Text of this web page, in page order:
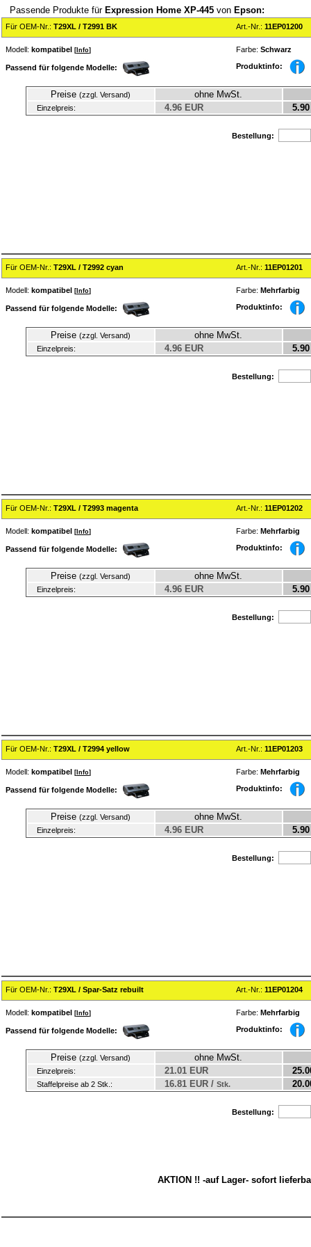
Passende Produkte für Expression Home XP-445 von Epson:
Für OEM-Nr.: T29XL / T2991 BK Art.-Nr.: 11EP01200
Modell: kompatibel [ Info] Farbe: Schwarz
Passend für folgende Modelle: Produktinfo:
Preise (zzgl. Versand) ohne MwSt.
Einzelpreis: 4.96 EUR 5.90
Bestellung:
Für OEM-Nr.: T29XL / T2992 cyan Art.-Nr.: 11EP01201
Modell: kompatibel [ Info] Farbe: Mehrfarbig
Passend für folgende Modelle: Produktinfo:
Preise (zzgl. Versand) ohne MwSt.
Einzelpreis: 4.96 EUR 5.90
Bestellung:
Für OEM-Nr.: T29XL / T2993 magenta Art.-Nr.: 11EP01202
Modell: kompatibel [ Info] Farbe: Mehrfarbig
Passend für folgende Modelle: Produktinfo:
Preise (zzgl. Versand) ohne MwSt.
Einzelpreis: 4.96 EUR 5.90
Bestellung:
Für OEM-Nr.: T29XL / T2994 yellow Art.-Nr.: 11EP01203
Modell: kompatibel [ Info] Farbe: Mehrfarbig
Passend für folgende Modelle: Produktinfo:
Preise (zzgl. Versand) ohne MwSt.
Einzelpreis: 4.96 EUR 5.90
Bestellung:
Für OEM-Nr.: T29XL / Spar-Satz rebuilt Art.-Nr.: 11EP01204
Modell: kompatibel [ Info] Farbe: Mehrfarbig
Passend für folgende Modelle: Produktinfo:
Preise (zzgl. Versand) ohne MwSt.
Einzelpreis: 21.01 EUR
Staffelpreise ab 2 Stk.: 16.81 EUR / Stk.
Bestellung:
AKTION !! -auf Lager- sofort